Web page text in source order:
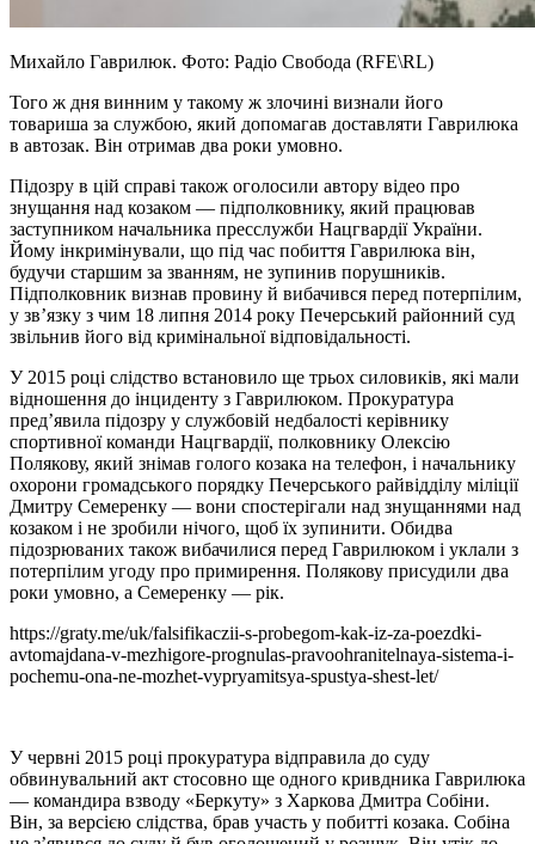
Михайло Гаврилюк. Фото: Радіо Свобода (RFE\RL)
Того ж дня винним у такому ж злочині визнали його
товариша за службою, який допомагав доставляти Гаврилюка
в автозак. Він отримав два роки умовно.
Підозру в цій справі також оголосили автору відео про
знущання над козаком — підполковнику, який працював
заступником начальника пресслужби Нацгвардії України.
Йому інкримінували, що під час побиття Гаврилюка він,
будучи старшим за званням, не зупинив порушників.
Підполковник визнав провину й вибачився перед потерпілим,
у зв’язку з чим 18 липня 2014 року Печерський районний суд
звільнив його від кримінальної відповідальності.
У 2015 році слідство встановило ще трьох силовиків, які мали
відношення до інциденту з Гаврилюком. Прокуратура
пред’явила підозру у службовій недбалості керівнику
спортивної команди Нацгвардії, полковнику Олексію
Полякову, який знімав голого козака на телефон, і начальнику
охорони громадського порядку Печерського райвідділу міліції
Дмитру Семеренку — вони спостерігали над знущаннями над
козаком і не зробили нічого, щоб їх зупинити. Обидва
підозрюваних також вибачилися перед Гаврилюком і уклали з
потерпілим угоду про примирення. Полякову присудили два
роки умовно, а Семеренку — рік.
https://graty.me/uk/falsifikaczii-s-probegom-kak-iz-za-poezdki-
avtomajdana-v-mezhigore-prognulas-pravoohranitelnaya-sistema-i-
pochemu-ona-ne-mozhet-vypryamitsya-spustya-shest-let/
У червні 2015 році прокуратура відправила до суду
обвинувальний акт стосовно ще одного кривдника Гаврилюка
— командира взводу «Беркуту» з Харкова Дмитра Собіни.
Він, за версією слідства, брав участь у побитті козака. Собіна